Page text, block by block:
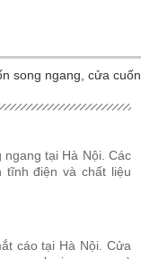
song ngang, cửa
tại Hà Nội. Các
tĩnh điện và chất liệu
cáo tại Hà Nội. Cửa